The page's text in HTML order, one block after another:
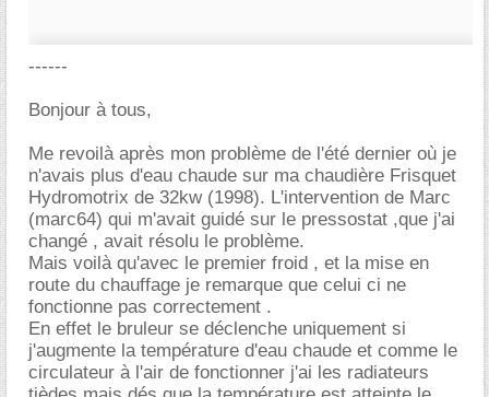
------
Bonjour à tous,
Me revoilà après mon problème de l'été dernier où je
n'avais plus d'eau chaude sur ma chaudière Frisquet
Hydromotrix de 32kw (1998). L'intervention de Marc
(marc64) qui m'avait guidé sur le pressostat ,que j'ai
changé , avait résolu le problème.
Mais voilà qu'avec le premier froid , et la mise en
route du chauffage je remarque que celui ci ne
fonctionne pas correctement .
En effet le bruleur se déclenche uniquement si
j'augmente la température d'eau chaude et comme le
circulateur à l'air de fonctionner j'ai les radiateurs